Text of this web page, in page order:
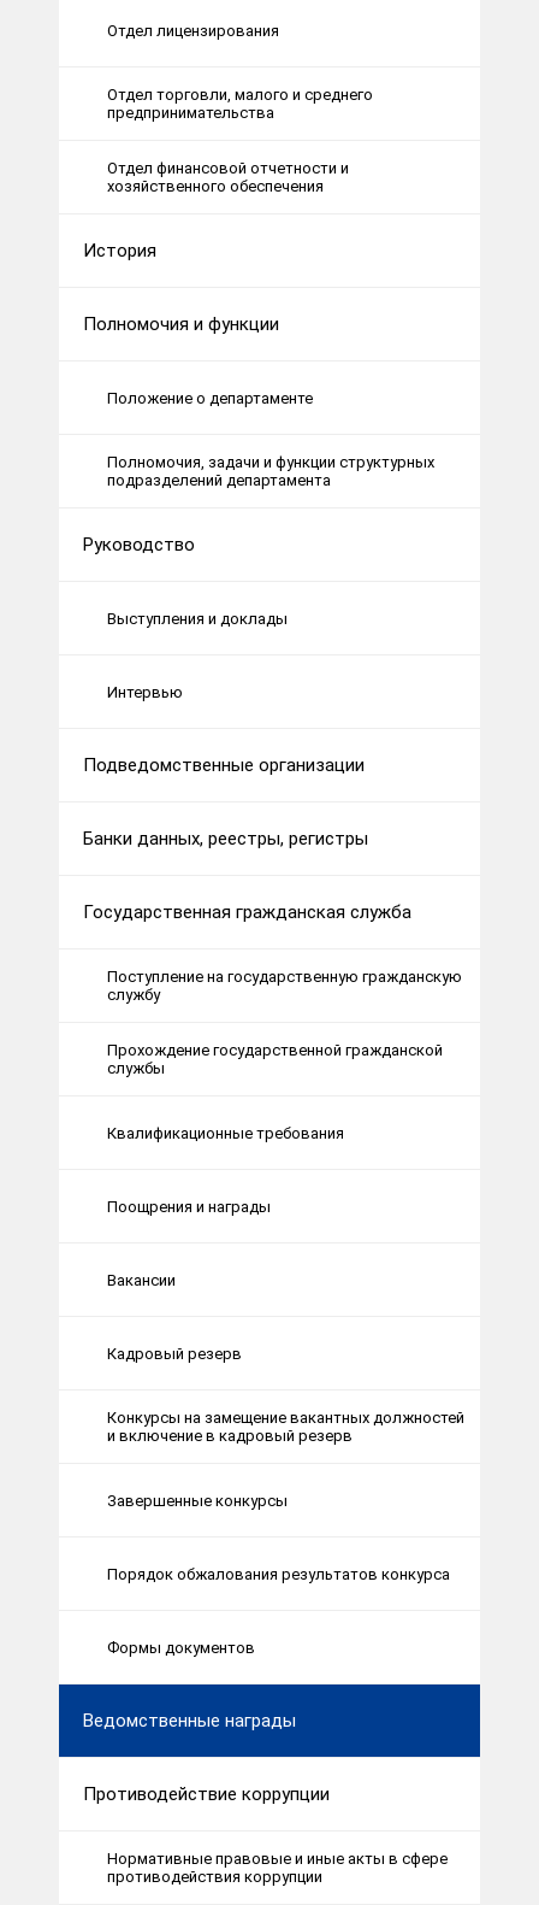
Отдел лицензирования
Отдел торговли, малого и среднего
предпринимательства
Отдел финансовой отчетности и
хозяйственного обеспечения
История
Полномочия и функции
Положение о департаменте
Полномочия, задачи и функции структурных
подразделений департамента
Руководство
Выступления и доклады
Интервью
Подведомственные организации
Банки данных, реестры, регистры
Государственная гражданская служба
Поступление на государственную гражданскую
службу
Прохождение государственной гражданской
службы
Квалификационные требования
Поощрения и награды
Вакансии
Кадровый резерв
Конкурсы на замещение вакантных должностей
и включение в кадровый резерв
Завершенные конкурсы
Порядок обжалования результатов конкурса
Формы документов
Ведомственные награды
Противодействие коррупции
Нормативные правовые и иные акты в сфере
противодействия коррупции